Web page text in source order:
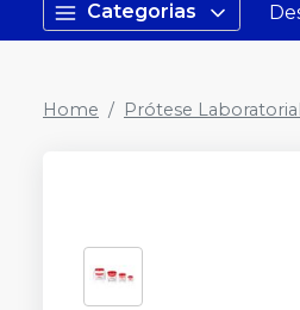
Categorias
Home Prótese Laboratorial